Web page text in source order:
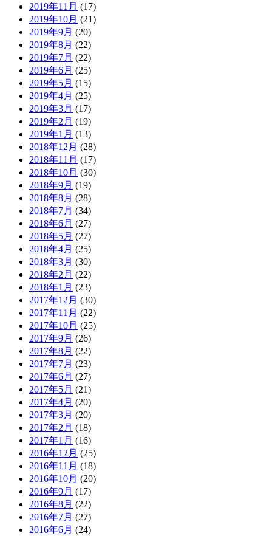
2019年11月 (17)
2019年10月 (21)
2019年9月 (20)
2019年8月 (22)
2019年7月 (22)
2019年6月 (25)
2019年5月 (15)
2019年4月 (25)
2019年3月 (17)
2019年2月 (19)
2019年1月 (13)
2018年12月 (28)
2018年11月 (17)
2018年10月 (30)
2018年9月 (19)
2018年8月 (28)
2018年7月 (34)
2018年6月 (27)
2018年5月 (27)
2018年4月 (25)
2018年3月 (30)
2018年2月 (22)
2018年1月 (23)
2017年12月 (30)
2017年11月 (22)
2017年10月 (25)
2017年9月 (26)
2017年8月 (22)
2017年7月 (23)
2017年6月 (27)
2017年5月 (21)
2017年4月 (20)
2017年3月 (20)
2017年2月 (18)
2017年1月 (16)
2016年12月 (25)
2016年11月 (18)
2016年10月 (20)
2016年9月 (17)
2016年8月 (22)
2016年7月 (27)
2016年6月 (24)